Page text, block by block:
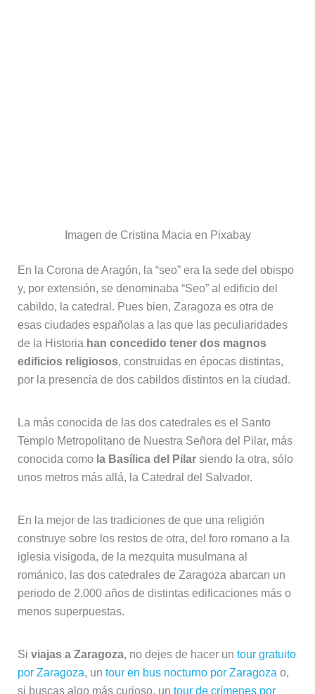
de la Historia
han concedido tener dos magnos
por la presencia de dos cabildos distintos en la ciudad.
La más conocida de las dos catedrales es el Santo
Templo Metropolitano de Nuestra Señora del Pilar, más
conocida comola Basílica del Pilarsiendo la otra, sólo
unos metros más allá, la Catedral del Salvador.
construye sobre los restos de otra, del foro romano a la
iglesia visigoda, de la mezquita musulmana al
románico, las dos catedrales de Zaragoza abarcan un
periodo de 2.000 años de distintas edificaciones más o
Siviajas a Zaragoza, no dejes de hacer untour gratuito
por Zaragoza, untour en bus nocturno por Zaragoza
si buscas algo más curioso, untour de crímenes por
Zaragozao eltour de misterios y leyendas de Zaragoza